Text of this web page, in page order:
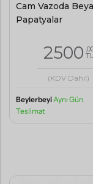
Cam Vazoda
Papatyalar
2500 TL
(KDV Dahil)
BeylerbeyiAynı Gün
Teslimat